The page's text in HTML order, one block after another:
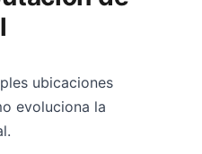
ubicaciones
evoluciona la